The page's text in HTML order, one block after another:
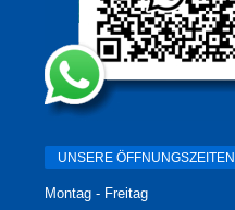
UNSERE ÖFFNUNGSZEITEN
Montag - Freitag